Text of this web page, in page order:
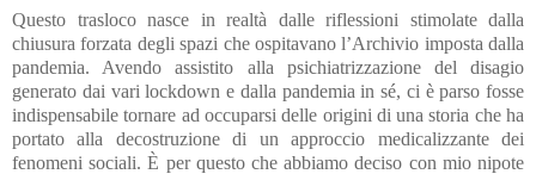
Questo trasloco nasce in realtà dalle riflessioni stimolate dalla
chiusura forzata degli spazi che ospitavano l’Archivio imposta dalla
pandemia. Avendo assistito alla psichiatrizzazione del disagio
generato dai vari lockdown e dalla pandemia in sé, ci è parso fosse
indispensabile tornare ad occuparsi delle origini di una storia che ha
portato alla decostruzione di un approccio medicalizzante dei
fenomeni sociali. È per questo che abbiamo deciso con mio nipote